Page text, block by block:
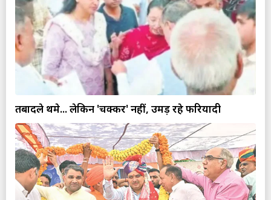
तबादले थमे... लेकिन 'चक्कर' नहीं, उमड़ रहे फरियादी